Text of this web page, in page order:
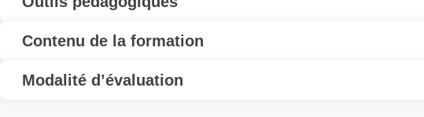
Contenu de la formation
Modalité d’évaluation